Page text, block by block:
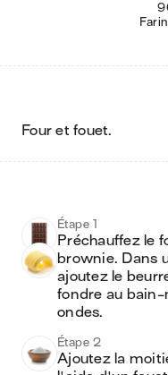
four et fouet.
Étape 1
Préchauffez le
brownie. Dans
ajoutez le
fondre au bain-
ondes.
Étape 2
Ajoutez la